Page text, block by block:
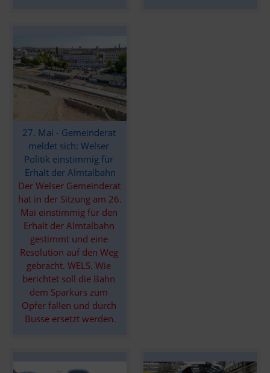
27. Mai - Gemeinderat
meldet sich: Welser
Politik einstimmig für
Erhalt der Almtalbahn
Der Welser Gemeinderat
hat in der Sitzung am 26.
Mai einstimmig für den
Erhalt der Almtalbahn
gestimmt und eine
Resolution auf den Weg
gebracht. WELS. Wie
berichtet soll die Bahn
dem Sparkurs zum
Opfer fallen und durch
Busse ersetzt werden.